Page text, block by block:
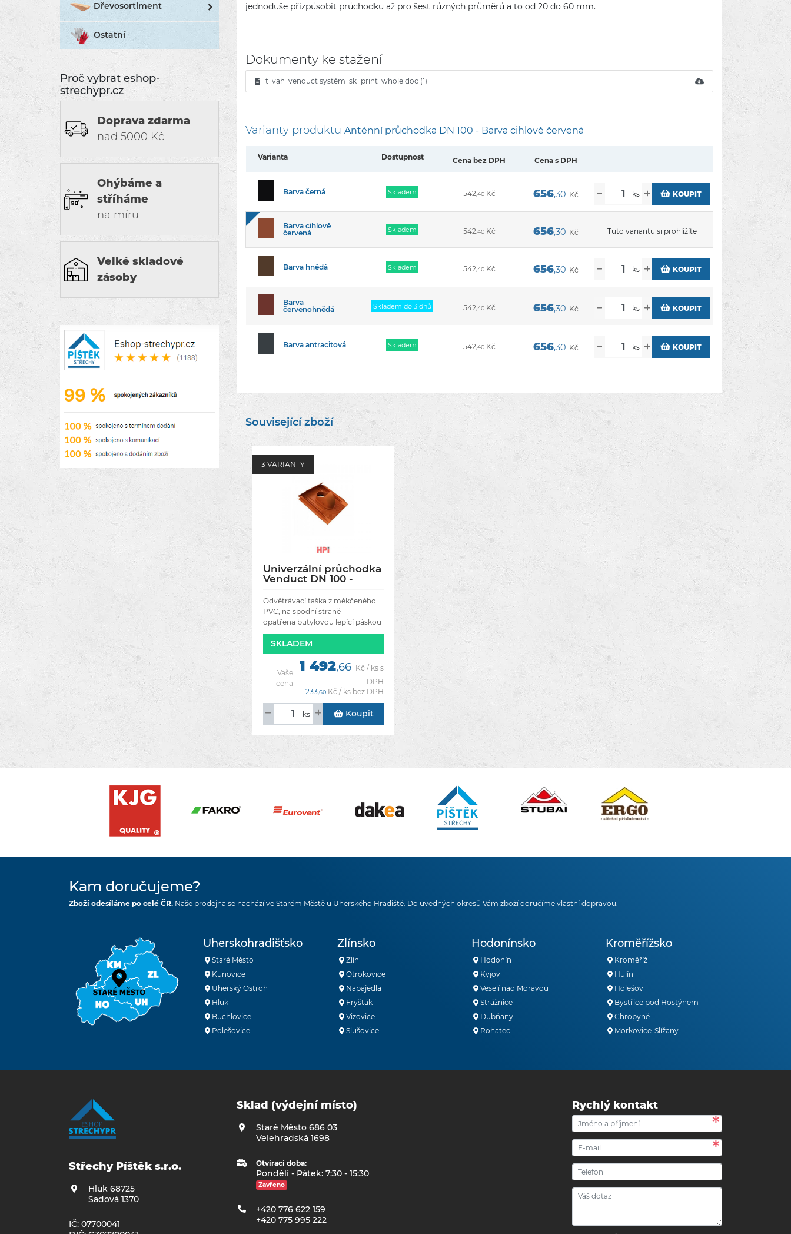
Dřevosortiment
Ostatní
Proč vybrat eshop-
strechypr.cz
Doprava zdarma
nad 5000 Kč
Ohýbáme a
stříháme
na míru
Velké skladové
zásoby
jednoduše přizpůsobit průchodku až pro šest různých průměrů a to od 20 do 60 mm.
Dokumenty ke stažení
t_vah_venduct systém_sk_print_whole doc (1)
Varianty produktu Anténní průchodka DN 100 - Barva cihlově červená
Varianta Dostupnost Cena bez DPH Cena s DPH
Barva černá Skladem 542,40Kč 656,30 Kč ks KOUPIT
Barva cihlově
červená
Skladem 542,40Kč 656,30 Kč Tuto variantu si prohlížíte
Barva hnědá Skladem 542,40Kč 656,30 Kč ks KOUPIT
Barva
červenohnědá
Skladem do 3 dnů 542,40Kč 656,30 Kč ks KOUPIT
Barva antracitová Skladem 542,40Kč 656,30 Kč ks KOUPIT
Související zboží
3 VARIANTY
Univerzální průchodka
Venduct DN 100 -
Odvětrávací taška z měkčeného
PVC, na spodní straně
opatřena butylovou lepící páskou
pro usnadnění montáže. Vhodná
pro všechny druhy skládaných
střešních krytin (rozměry :
SKLADEM
Vaše
cena
1 492,66 Kč / ks s
DPH
1 233,60 Kč / ks bez DPH
ks Koupit
Kam doručujeme?
Zboží odesíláme po celé ČR. Naše prodejna se nachází ve Starém Městě u Uherského Hradiště. Do uvedných okresů Vám zboží doručíme vlastní dopravou.
Uherskohradišťsko
Staré Město
Kunovice
Uherský Ostroh
Hluk
Buchlovice
Polešovice
Zlínsko
Zlín
Otrokovice
Napajedla
Fryšták
Vizovice
Slušovice
Hodonínsko
Hodonín
Kyjov
Veselí nad Moravou
Strážnice
Dubňany
Rohatec
Kroměřížsko
Kroměříž
Hulín
Holešov
Bystřice pod Hostýnem
Chropyně
Morkovice-Slížany
Střechy Píštěk s.r.o.
Hluk 68725
Sadová 1370
IČ: 07700041
Sklad (výdejní místo)
Staré Město 686 03
Velehradská 1698
Otvírací doba:
Pondělí - Pátek: 7:30 - 15:30
Zavřeno
+420 776 622 159
+420 775 995 222
Rychlý kontakt